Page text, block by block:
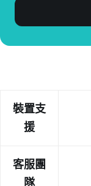
裝置支
援
客服團
隊